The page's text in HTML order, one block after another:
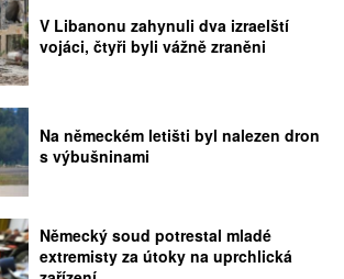
V Libanonu zahynuli dva izraelští
vojáci, čtyři byli vážně zraněni
Na německém letišti byl nalezen dron
s výbušninami
Německý soud potrestal mladé
extremisty za útoky na uprchlická